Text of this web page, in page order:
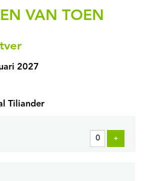
VAN TOEN
2027
Tiliander
+Voeg